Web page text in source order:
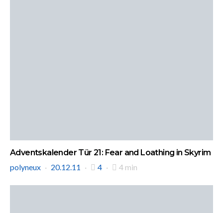
Adventskalender Tür 21: Fear and Loathing in Skyrim
polyneux
20.12.11 4 4 min